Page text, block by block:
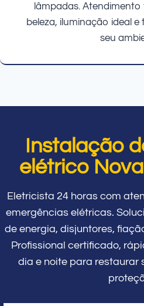
lâmpadas.
beleza, iluminação ideal
seu
Instalação
elétrico
Eletricista 24 horas com
emergências elétricas.
de energia, disjuntores,
Profissional certificado,
dia e noite para restaurar